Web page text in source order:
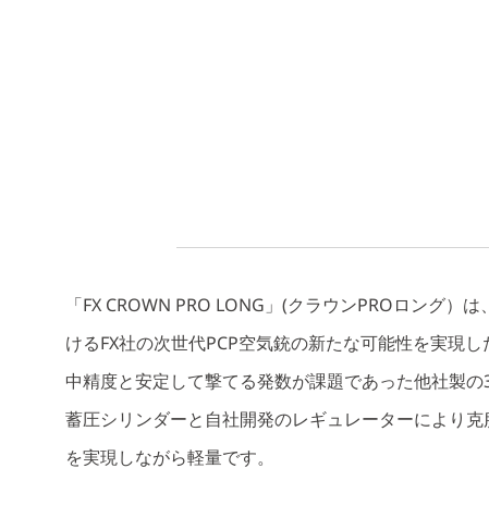
「FX CROWN PRO LONG」(クラウンPROロング）
けるFX社の次世代PCP空気銃の新たな可能性を実現
中精度と安定して撃てる発数が課題であった他社製
蓄圧シリンダーと自社開発のレギュレーターにより
を実現しながら軽量です。